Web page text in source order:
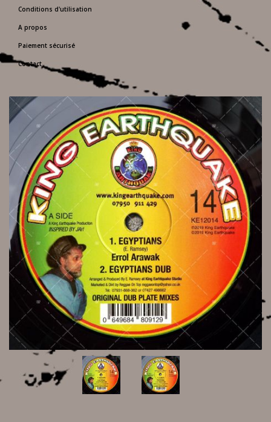
Conditions d'utilisation
A propos
Paiement sécurisé
Contact